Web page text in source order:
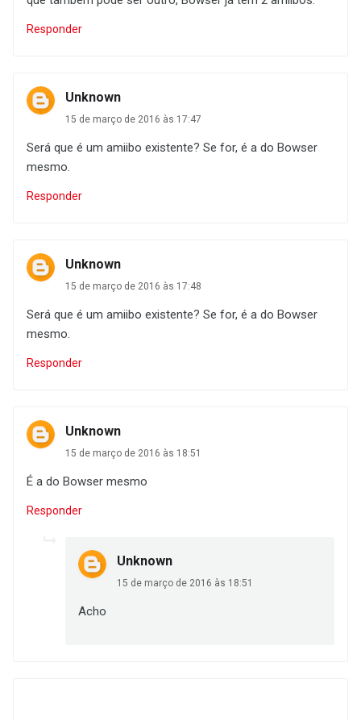
Responder
Unknown
15 de março de 2016 às 17:47
Será que é um amiibo existente? Se for, é a do Bowser
mesmo.
Responder
Unknown
15 de março de 2016 às 17:48
Será que é um amiibo existente? Se for, é a do Bowser
mesmo.
Responder
Unknown
15 de março de 2016 às 18:51
É a do Bowser mesmo
Responder
Unknown
15 de março de 2016 às 18:51
Acho